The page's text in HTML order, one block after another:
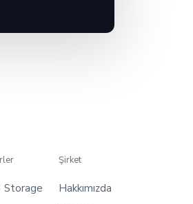
Storage
Şirket
Hakkımızda